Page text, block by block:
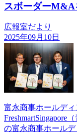
スボーダーM&A
広報室だより
2025年09月10日
富永商事ホールデ
FreshmartSingapore
の富永商事ホール